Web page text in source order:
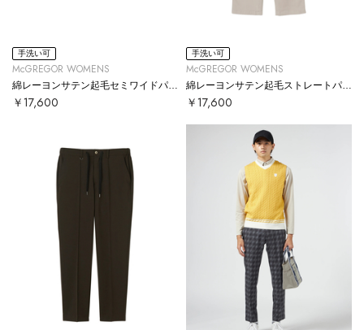
手洗い可
McGREGOR WOMENS
綿レーヨンサテン起毛セミワイドパンツ
￥17,600
手洗い可
McGREGOR WOMENS
綿レーヨンサテン起毛ストレートパンツ
￥17,600